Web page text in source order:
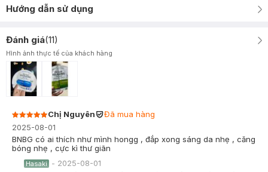
Hướng dẫn sử dụng
Đánh giá(11)
Hình ảnh thực tế của khách hàng
Chị Nguyên
Đã mua hàng
2025-08-01
BNBG có ai thích như mình hongg , đắp xong sáng da nhẹ , căng
bóng nhẹ , cực kì thư giãn
Hasaki - 2025-08-01